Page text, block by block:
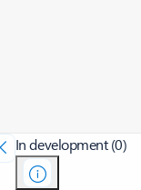
In development (0)